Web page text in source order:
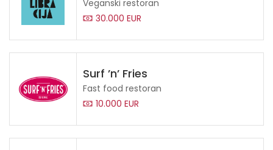
Veganski restoran
30.000 EUR
Surf ’n’ Fries
Fast food restoran
10.000 EUR